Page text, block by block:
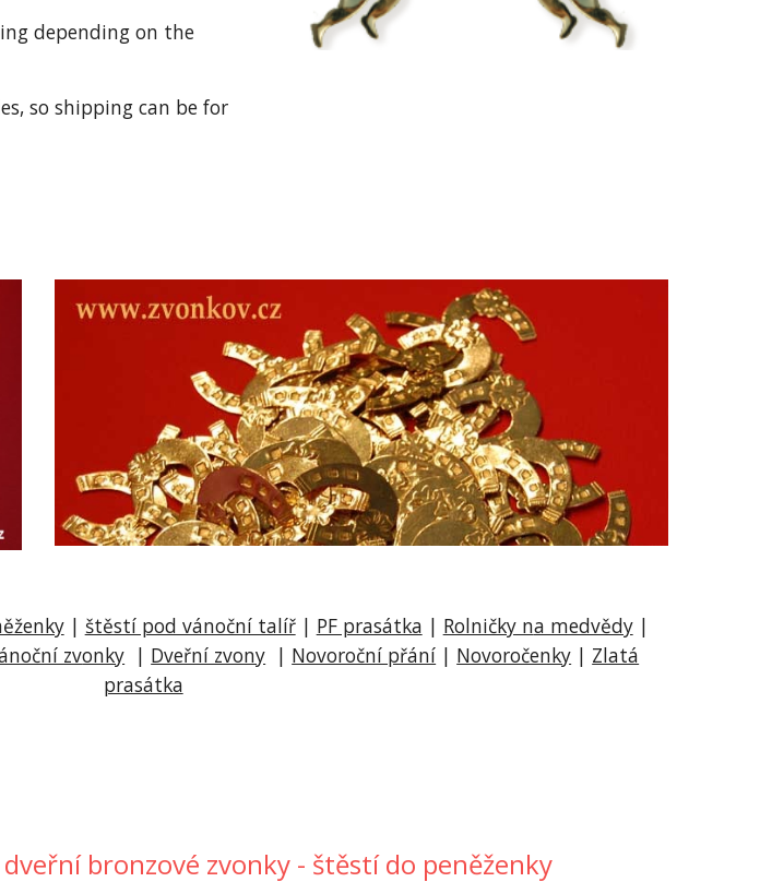
depending on the
so shipping can be for
| štěstí pod vánoční talíř | PF prasátka | Rolničky na medvědy |
zvonky | Dveřní zvony | Novoroční přání | Novoročenky | Zlatá
prasátka
bronzové zvonky - štěstí do peněženky